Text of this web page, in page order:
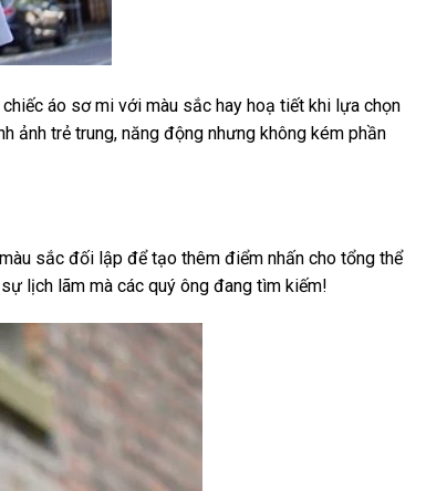
áo sơ mi với màu sắc hay hoạ tiết khi lựa chọn
ảnh trẻ trung, năng động nhưng không kém phần
sắc đối lập để tạo thêm điểm nhấn cho tổng thể
lịch lãm mà các quý ông đang tìm kiếm!